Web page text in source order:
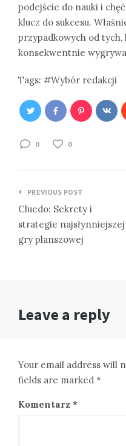
podejście do nauki i
klucz do sukcesu.
przypadkowych od
konsekwentnie
Tags: Wybór redakcji
0 0
Nawigacja
wpisu
PREVIOUS POST
Cluedo: Sekrety i
strategie najsłynniejszej
gry planszowej
Leave a reply
Your email address will
fields are marked *
Komentarz *